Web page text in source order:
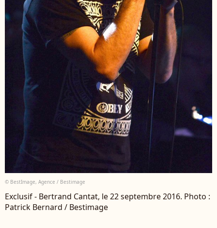
© BestImage, Agence / Bestimage
Exclusif - Bertrand Cantat, le 22 septembre 2016. Photo :
Patrick Bernard / Bestimage